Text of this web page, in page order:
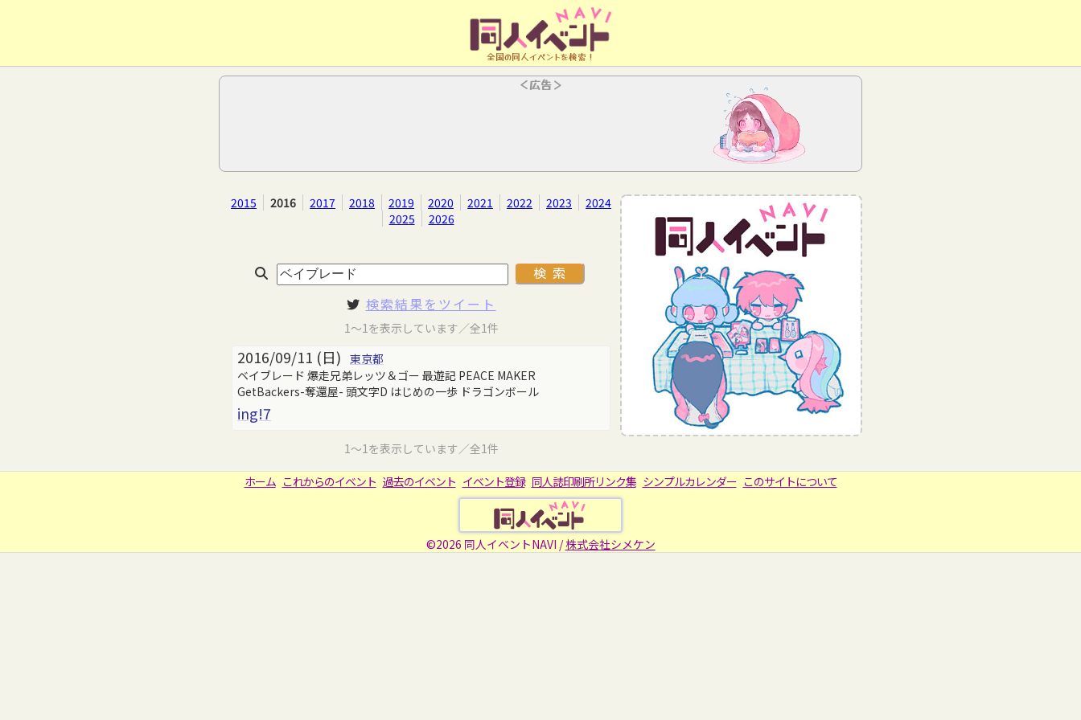
全国の同人イベントを検索！
＜広告＞
2015 2016 2017 2018 2019 2020 2021 2022 2023
2024
2025
2026
検索結果をツイート
1～1を表示しています／全1件
2016/09/11 (日) 東京都
ベイブレード 爆走兄弟レッツ＆ゴー 最遊記 PEACE MAKER
GetBackers-奪還屋- 頭文字D はじめの一歩 ドラゴンボール
ing!7
1～1を表示しています／全1件
ホーム これからのイベント 過去のイベント イベント登録 同人誌印刷所リンク集 シンプルカレンダー このサイトについて
©2026 同人イベントNAVI /株式会社シメケン